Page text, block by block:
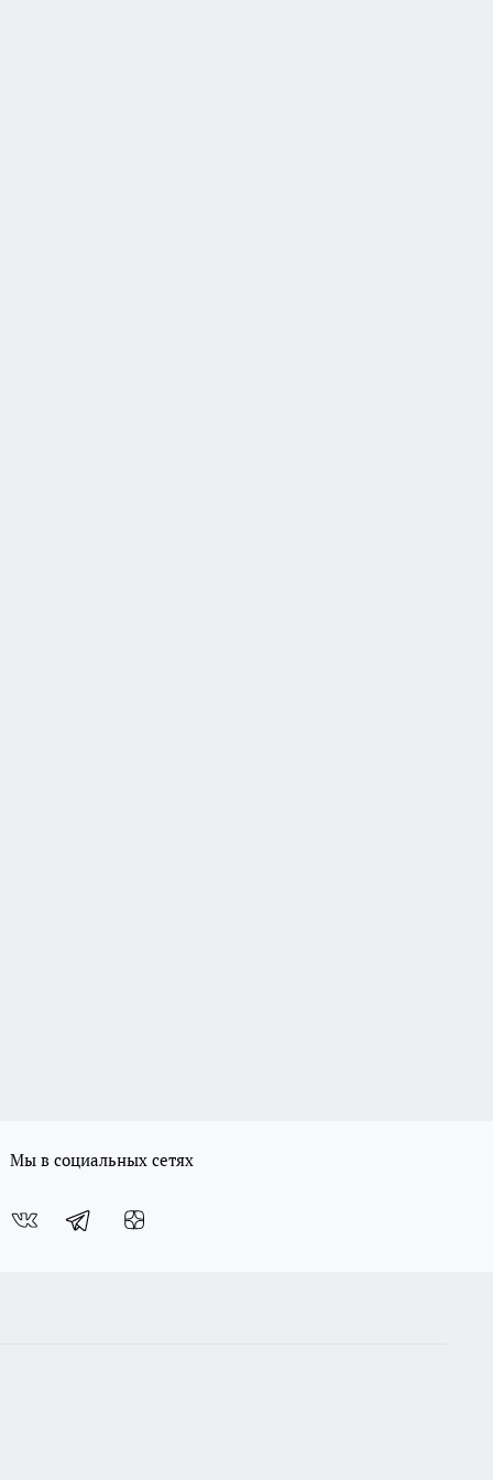
Мы в социальных сетях